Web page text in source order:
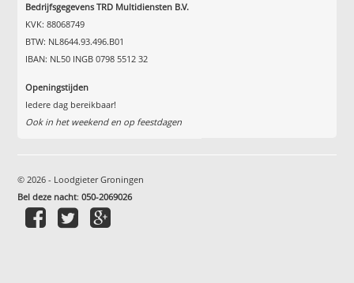
Bedrijfsgegevens TRD Multidiensten B.V.
KVK: 88068749
BTW: NL8644.93.496.B01
IBAN: NL50 INGB 0798 5512 32
Openingstijden
Iedere dag bereikbaar!
Ook in het weekend en op feestdagen
© 2026 - Loodgieter Groningen
Bel deze nacht:050-2069026